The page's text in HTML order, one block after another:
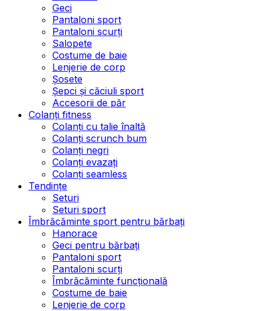
Geci
Pantaloni sport
Pantaloni scurți
Salopete
Costume de baie
Lenjerie de corp
Șosete
Șepci și căciuli sport
Accesorii de păr
Colanți fitness
Colanți cu talie înaltă
Colanți scrunch bum
Colanți negri
Colanți evazați
Colanți seamless
Tendințe
Seturi
Seturi sport
Îmbrăcăminte sport pentru bărbați
Hanorace
Geci pentru bărbați
Pantaloni sport
Pantaloni scurți
Îmbrăcăminte funcțională
Costume de baie
Lenjerie de corp